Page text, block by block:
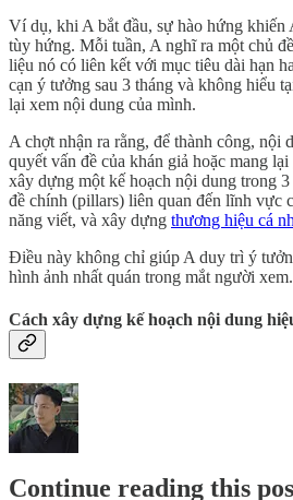
Ví dụ, khi A bắt đầu, sự hào hứng khiến
tùy hứng. Mỗi tuần, A nghĩ ra một chủ
liệu nó có liên kết với mục tiêu dài hạn
cạn ý tưởng sau 3 tháng và không hiểu
lại xem nội dung của mình.
A chợt nhận ra rằng, để thành công, nội
quyết vấn đề của khán giả hoặc mang
xây dựng một kế hoạch nội dung trong
đề chính (pillars) liên quan đến lĩnh vực
năng viết, và xây dựng thương hiệu cá
Điều này không chỉ giúp A duy trì ý
hình ảnh nhất quán trong mắt người xem.
Cách xây dựng kế hoạch nội dung
Continue reading this